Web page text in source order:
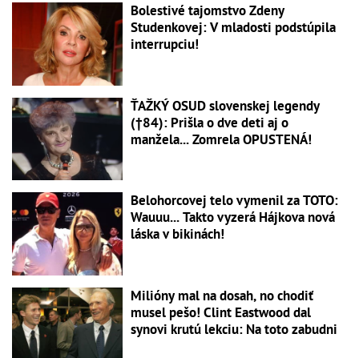
Bolestivé tajomstvo Zdeny
Studenkovej: V mladosti podstúpila
interrupciu!
ŤAŽKÝ OSUD slovenskej legendy
(†84): Prišla o dve deti aj o
manžela... Zomrela OPUSTENÁ!
Belohorcovej telo vymenil za TOTO:
Wauuu... Takto vyzerá Hájkova nová
láska v bikinách!
Milióny mal na dosah, no chodiť
musel pešo! Clint Eastwood dal
synovi krutú lekciu: Na toto zabudni